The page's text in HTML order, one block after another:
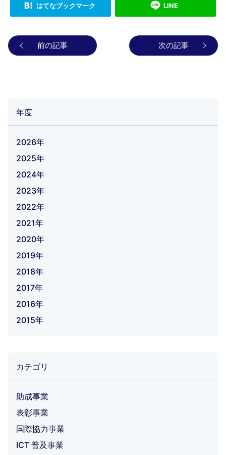
はてなブックマーク LINE
前の記事 次の記事
年度
2026年
2025年
2024年
2023年
2022年
2021年
2020年
2019年
2018年
2017年
2016年
2015年
カテゴリ
助成事業
表彰事業
国際協力事業
ICT 普及事業